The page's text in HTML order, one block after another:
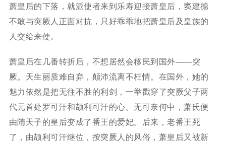
萧皇后的下落，就派使者来到乐寿迎接萧皇后，窦建德
不敢与突厥人正面对抗，只好乖乖地把萧皇后及皇族的
人交给来使。
萧皇后在几番转折后，不想居然会移民到国外——突
厥。天生丽质难自弃，颠沛流离不枉情。在国外，她的
魅力依然是把无往不胜的利剑，一举戳穿了突厥父子两
代元首处罗可汗和颉利可汗的心。无可奈何中，萧氏便
由隋天子的皇后变成了番王的爱妃。后来，老番王死
了，由颉利可汗继位，按突厥人的风俗，萧皇后又被新